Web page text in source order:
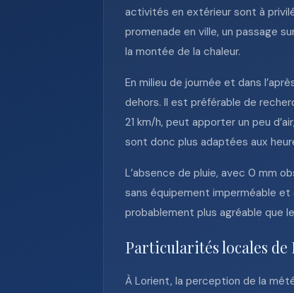
activités en extérieur sont à
promenade en ville, un passage
la montée de la chaleur.
En milieu de journée et dans
dehors. Il est préférable de
21 km/h, peut apporter un peu
sont donc plus adaptées aux
L’absence de pluie, avec 0 mm
sans équipement imperméable et
probablement plus agréable que
Particularités locales
À Lorient, la perception de la